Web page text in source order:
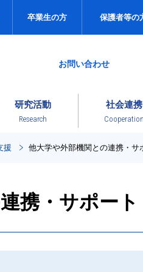
卒業生の方 保護者等の
お問い合わせ
研究活動
Research
社会連携
Cooperation
援 他大学や外部機関との連携・サ
携・サポート